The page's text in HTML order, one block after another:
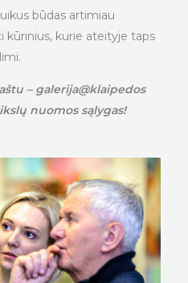
būdas artimiau
kūrinius, kurie ateityje taps
– galerija@klaipedos
nuomos sąlygas!